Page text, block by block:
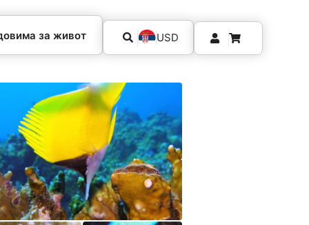
за живот USD